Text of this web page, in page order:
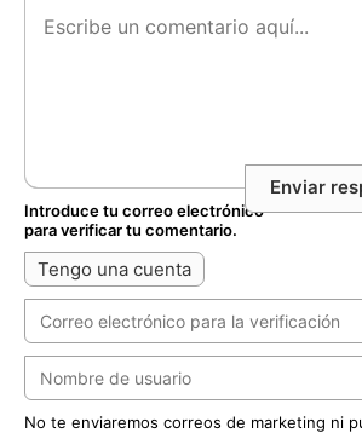
Enviar
Introduce tu correo electrónico
para verificar tu comentario.
Tengo una cuenta
No te enviaremos correos de marketing ni